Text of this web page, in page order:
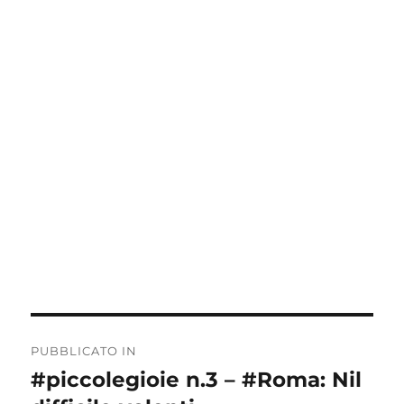
articoli
PUBBLICATO IN
#piccolegioie n.3 – #Roma: Nil